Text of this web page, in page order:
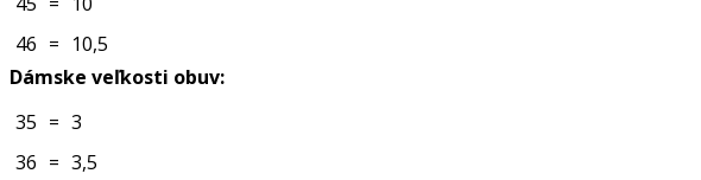
46 = 10,5
Dámske veľkosti obuv:
35 = 3
36 = 3,5